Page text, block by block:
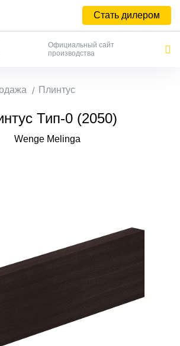
Стать дилером
Официальный сайт
производства
Плинтус
Тип-0 (2050)
Wenge Melinga